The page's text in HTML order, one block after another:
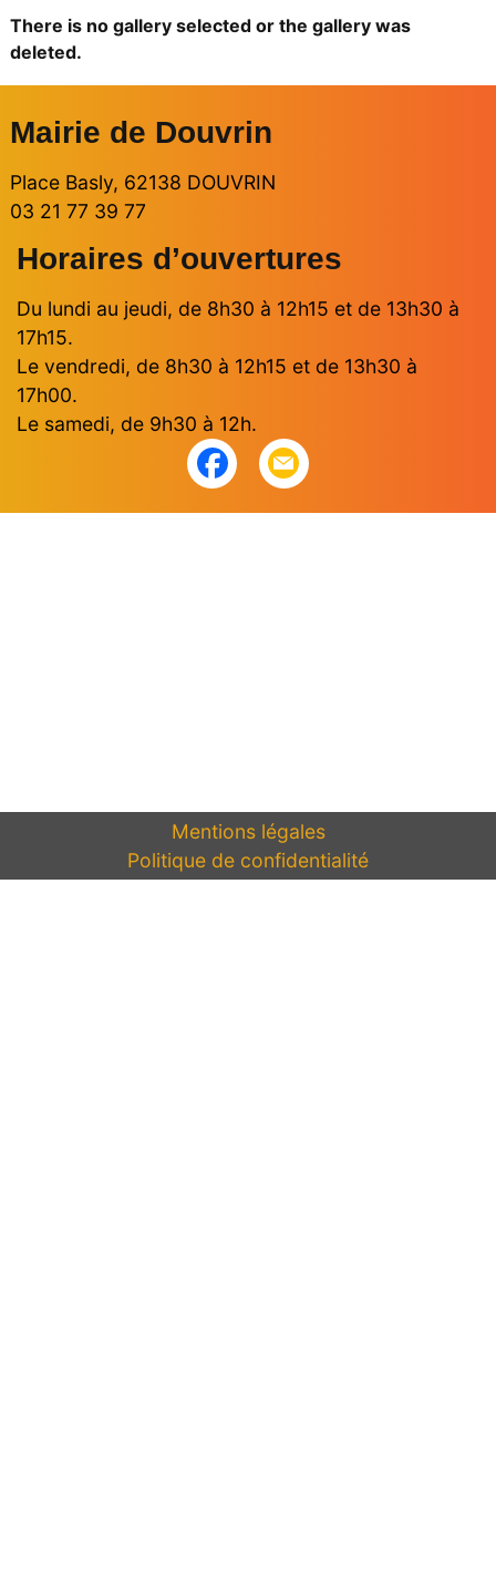
There is no gallery selected or the gallery was
deleted.
Mairie de Douvrin
Place Basly, 62138 DOUVRIN
03 21 77 39 77
Horaires d’ouvertures
Du lundi au jeudi, de 8h30 à 12h15 et de 13h30 à
17h15.
Le vendredi, de 8h30 à 12h15 et de 13h30 à
17h00.
Le samedi, de 9h30 à 12h.
Mentions légales
Politique de confidentialité